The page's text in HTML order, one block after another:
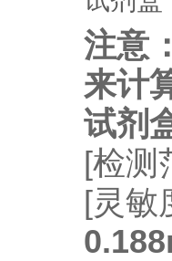
注意
来计
试剂
[检测
[灵敏